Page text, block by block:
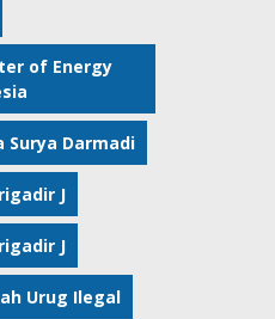
of Energy
Surya Darmadi
J
J
Urug Ilegal